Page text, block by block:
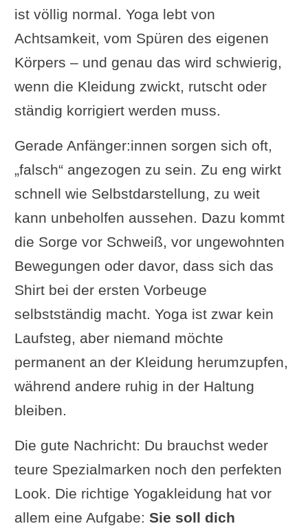
ist völlig normal. Yoga lebt von
Achtsamkeit, vom Spüren des eigenen
Körpers – und genau das wird schwierig,
wenn die Kleidung zwickt, rutscht oder
ständig korrigiert werden muss.
Gerade Anfänger:innen sorgen sich oft,
„falsch“ angezogen zu sein. Zu eng wirkt
schnell wie Selbstdarstellung, zu weit
kann unbeholfen aussehen. Dazu kommt
die Sorge vor Schweiß, vor ungewohnten
Bewegungen oder davor, dass sich das
Shirt bei der ersten Vorbeuge
selbstständig macht. Yoga ist zwar kein
Laufsteg, aber niemand möchte
permanent an der Kleidung herumzupfen,
während andere ruhig in der Haltung
bleiben.
Die gute Nachricht: Du brauchst weder
teure Spezialmarken noch den perfekten
Look. Die richtige Yogakleidung hat vor
allem eine Aufgabe: Sie soll dich